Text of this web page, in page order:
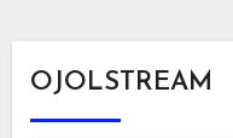
OJOLSTREAM